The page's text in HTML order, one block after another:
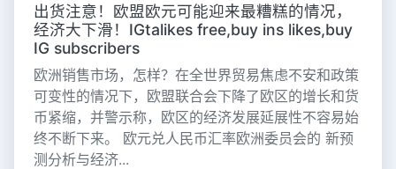
出货注意！欧盟欧元可能迎来最糟糕的情况，
经济大下滑！IGtalikes free,buy ins likes,buy
IG subscribers
欧洲销售市场，怎样？在全世界贸易焦虑不安和政策
可变性的情况下，欧盟联合会下降了欧区的增长和货
币紧缩，并警示称，欧区的经济发展延展性不容易始
终不断下来。 欧元兑人民币汇率欧洲委员会的 新预
测分析与经济...